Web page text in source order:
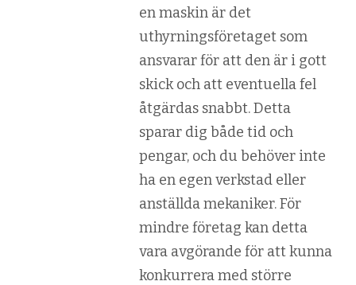
en maskin är det
uthyrningsföretaget som
ansvarar för att den är i gott
skick och att eventuella fel
åtgärdas snabbt. Detta
sparar dig både tid och
pengar, och du behöver inte
ha en egen verkstad eller
anställda mekaniker. För
mindre företag kan detta
vara avgörande för att kunna
konkurrera med större